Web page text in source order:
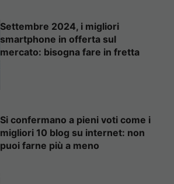
Settembre 2024, i migliori
smartphone in offerta sul
mercato: bisogna fare in fretta
Si confermano a pieni voti come i
migliori 10 blog su internet: non
puoi farne più a meno